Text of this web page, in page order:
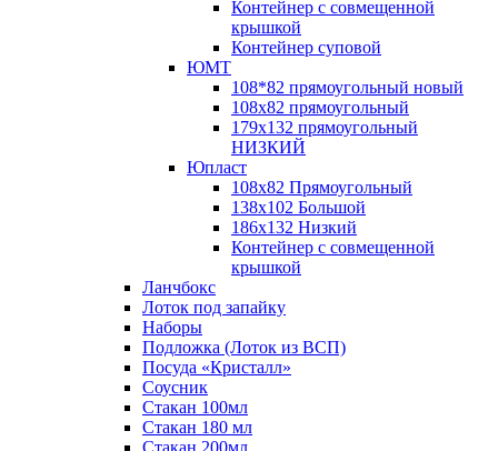
Контейнер с совмещенной
крышкой
Контейнер суповой
ЮМТ
108*82 прямоугольный новый
108х82 прямоугольный
179х132 прямоугольный
НИЗКИЙ
Юпласт
108х82 Прямоугольный
138х102 Большой
186х132 Низкий
Контейнер с совмещенной
крышкой
Ланчбокс
Лоток под запайку
Наборы
Подложка (Лоток из ВСП)
Посуда «Кристалл»
Соусник
Стакан 100мл
Стакан 180 мл
Стакан 200мл